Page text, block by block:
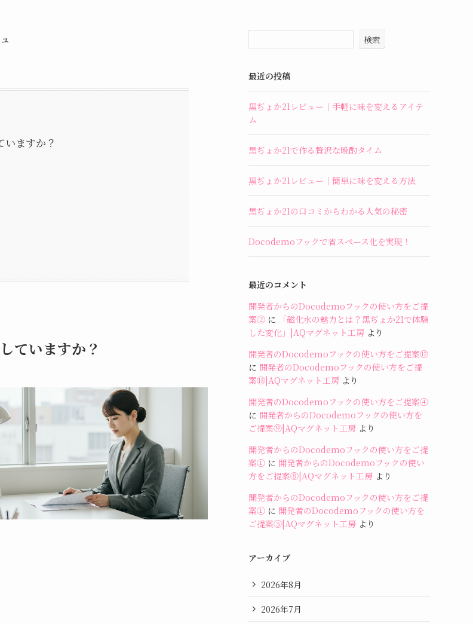
いますか？
ていますか？
検索
最近の投稿
黒ぢょか21レビュー｜手軽に味を変えるアイテ
ム
黒ぢょか21で作る贅沢な晩酌タイム
黒ぢょか21レビュー｜簡単に味を変える方法
黒ぢょか21の口コミからわかる人気の秘密
Docodemoフックで省スペース化を実現！
最近のコメント
開発者からのDocodemoフックの使い方をご提
案② に
「磁化水の魅力とは？黒ぢょか21で体験
した変化」|AQマグネット工房 より
開発者のDocodemoフックの使い方をご提案⑫
に 開発者のDocodemoフックの使い方をご提
案⑬|AQマグネット工房 より
開発者のDocodemoフックの使い方をご提案④
に 開発者からのDocodemoフックの使い方を
ご提案⑨|AQマグネット工房 より
開発者からのDocodemoフックの使い方をご提
案① に 開発者からのDocodemoフックの使い
方をご提案⑧|AQマグネット工房 より
開発者からのDocodemoフックの使い方をご提
案① に 開発者のDocodemoフックの使い方を
ご提案⑤|AQマグネット工房 より
アーカイブ
2026年8月
2026年7月